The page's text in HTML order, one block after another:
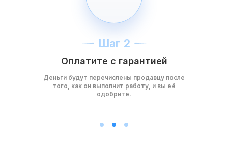
Шаг 2
Оплатите с гарантией
Деньги будут перечислены продавцу после
того, как он выполнит работу, и вы её
одобрите.